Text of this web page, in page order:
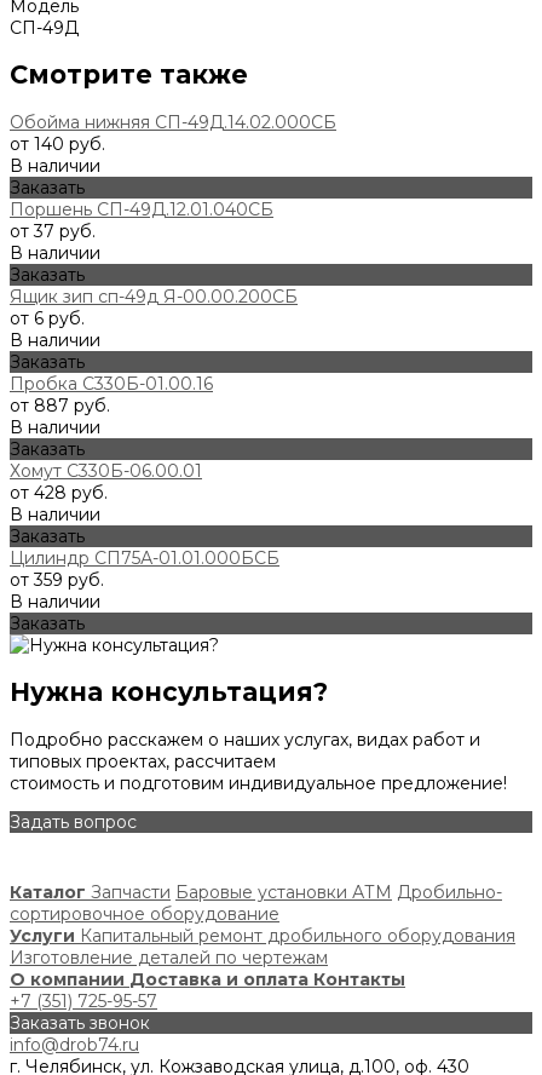
Модель
СП-49Д
Смотрите также
Обойма нижняя СП-49Д.14.02.000СБ
от 140 руб.
В наличии
Заказать
Поршень СП-49Д.12.01.040СБ
от 37 руб.
В наличии
Заказать
Ящик зип сп-49д Я-00.00.200СБ
от 6 руб.
В наличии
Заказать
Пробка С330Б-01.00.16
от 887 руб.
В наличии
Заказать
Хомут С330Б-06.00.01
от 428 руб.
В наличии
Заказать
Цилиндр СП75А-01.01.000БСБ
от 359 руб.
В наличии
Заказать
Нужна консультация?
Подробно расскажем о наших услугах, видах работ и
типовых проектах, рассчитаем
стоимость и подготовим индивидуальное предложение!
Задать вопрос
Каталог Запчасти Баровые установки АТМ Дробильно-
сортировочное оборудование
Услуги Капитальный ремонт дробильного оборудования
Изготовление деталей по чертежам
О компании Доставка и оплата Контакты
+7 (351) 725-95-57
Заказать звонок
info@drob74.ru
г. Челябинск, ул. Кожзаводская улица, д.100, оф. 430